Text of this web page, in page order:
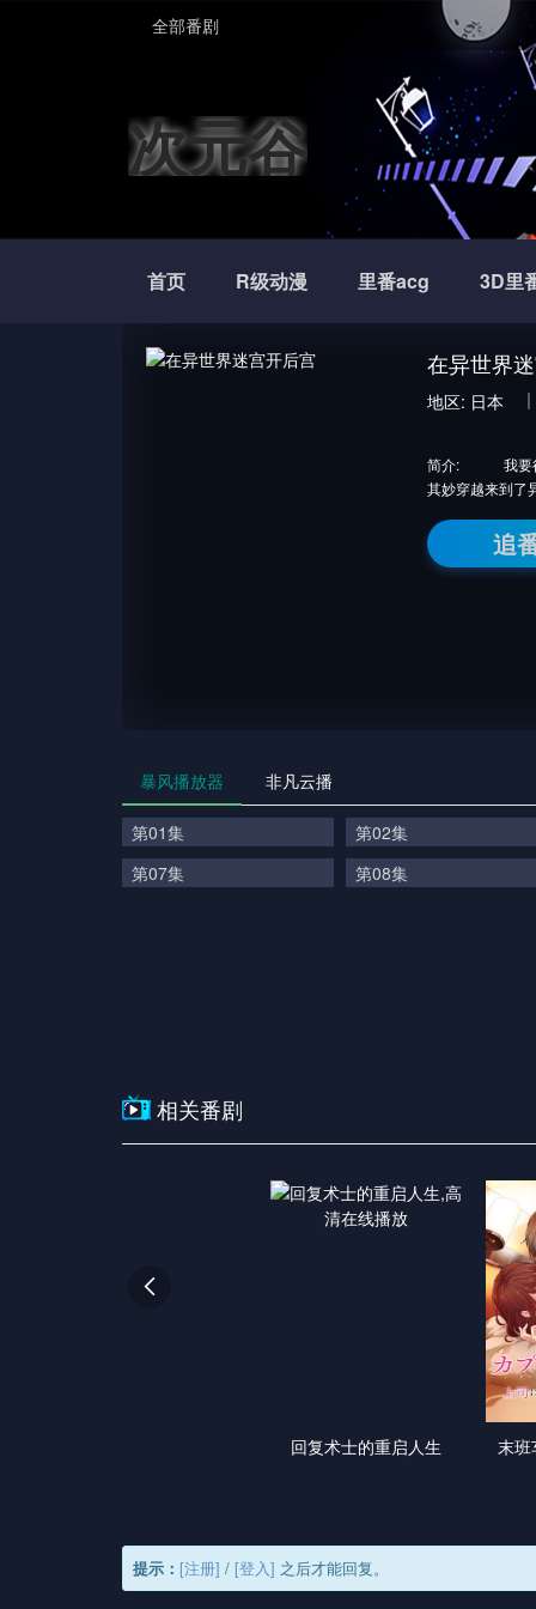
全部番剧
次元谷
首页 R级动漫 里番acg 3D里
在异世界
地区: 日本
简介:
我要得
其妙穿越来到了
追
暴风播放器 非凡云播
第01集
第02集
第07集
第08集
相关番剧
回复术士的重启人生 末班

提示： [注册] / [登入] 之后才能回复。